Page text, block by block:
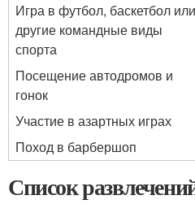
Игра в футбол, баскетбол или
другие командные виды
спорта
Посещение автодромов и
гонок
Участие в азартных играх
Поход в барбершоп
Список